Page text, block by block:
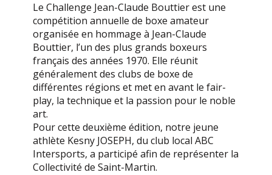
Le Challenge Jean-Claude Bouttier est une
compétition annuelle de boxe amateur
organisée en hommage à Jean-Claude
Bouttier, l’un des plus grands boxeurs
français des années 1970. Elle réunit
généralement des clubs de boxe de
différentes régions et met en avant le fair-
play, la technique et la passion pour le noble
art.
Pour cette deuxième édition, notre jeune
athlète Kesny JOSEPH, du club local ABC
Intersports, a participé afin de représenter la
Collectivité de Saint-Martin.